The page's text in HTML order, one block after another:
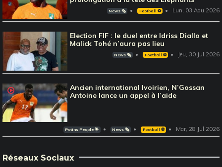
News 🗞️ Football ⚽️ Lun, 03 Aou 2026
Election FIF : le duel entre Idriss Diallo et
Malick Tohé n’aura pas lieu
News 🗞️ Football ⚽️ Jeu, 30 Jul 2026
Ancien international Ivoirien, N’Gossan
Antoine lance un appel à l’aide
Potins People 🌟 News 🗞️ Football ⚽️ Mar, 28 Jul 2026
Réseaux Sociaux